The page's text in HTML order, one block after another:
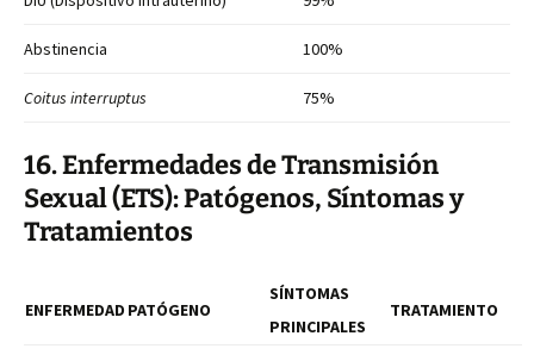
Abstinencia 100%
Coitus interruptus 75%
16. Enfermedades de Transmisión
Sexual (ETS): Patógenos, Síntomas y
Tratamientos
ENFERMEDAD PATÓGENO
SÍNTOMAS
PRINCIPALES
TRATAMIENTO